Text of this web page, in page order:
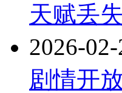
天赋丢
2026-02-
剧情开